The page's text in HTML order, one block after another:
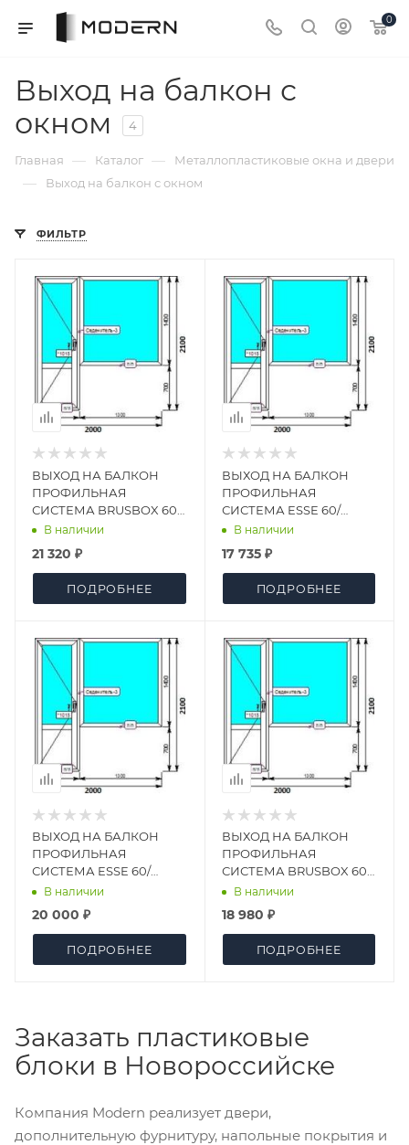
0
Выход на балкон с
окном
4
Главная — Каталог — Металлопластиковые окна и двери
— Выход на балкон с окном
ФИЛЬТР
ВЫХОД НА БАЛКОН
ПРОФИЛЬНАЯ
СИСТЕМА BRUSBOX 60/
СТЕКЛОПАКЕТ 2УХ-
В наличии
21 320 ₽
ПОДРОБНЕЕ
ВЫХОД НА БАЛКОН
ПРОФИЛЬНАЯ
СИСТЕМА ESSE 60/
СТЕКЛОПАКЕТ
В наличии
17 735 ₽
ПОДРОБНЕЕ
ВЫХОД НА БАЛКОН
ПРОФИЛЬНАЯ
СИСТЕМА ESSE 60/
СТЕКЛОПАКЕТ 2УХ-
В наличии
20 000 ₽
ПОДРОБНЕЕ
ВЫХОД НА БАЛКОН
ПРОФИЛЬНАЯ
СИСТЕМА BRUSBOX 60/
СТЕКЛОПАКЕТ
В наличии
18 980 ₽
ПОДРОБНЕЕ
Заказать пластиковые
блоки в Новороссийске
Компания Modern реализует двери,
дополнительную фурнитуру, напольные покрытия и